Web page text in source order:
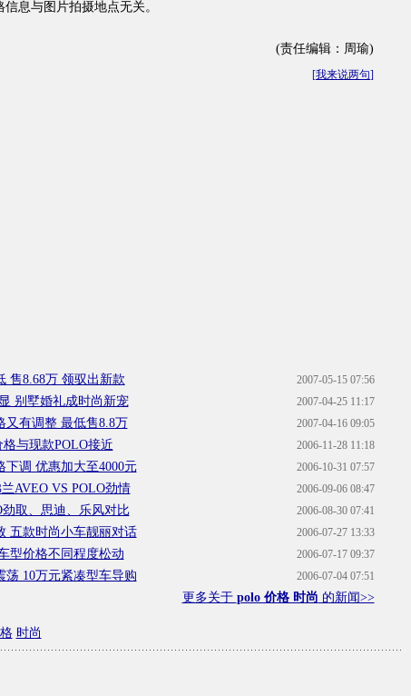
信息与图片拍摄地点无关。
(责任编辑：周瑜)
[我来说两句]
2007-05-15 07:56
售8.68万 领驭出新款
2007-04-25 11:17
别墅婚礼成时尚新宠
2007-04-16 09:05
又有调整 最低售8.8万
2006-11-28 11:18
格与现款POLO接近
2006-10-31 07:57
下调 优惠加大至4000元
2006-09-06 08:47
AVEO VS POLO劲情
2006-08-30 07:41
取、思迪、乐风对比
2006-07-27 13:33
五款时尚小车靓丽对话
2006-07-17 09:37
型价格不同程度松动
2006-07-04 07:51
荡 10万元紧凑型车导购
更多关于 polo 价格 时尚 的新闻>>
时尚